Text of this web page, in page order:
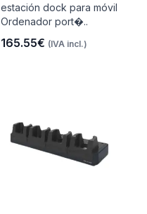
estación dock para móvil
Ordenador port�..
165.55€ (IVA incl.)